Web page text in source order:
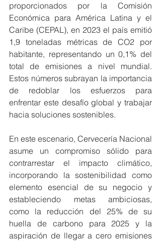
proporcionados por la Comisión
Económica para América Latina y el
Caribe (CEPAL), en 2023 el país emitió
1,9 toneladas métricas de CO2 por
habitante, representando un 0,1% del
total de emisiones a nivel mundial.
Estos números subrayan la importancia
de redoblar los esfuerzos para
enfrentar este desafío global y trabajar
hacia soluciones sostenibles.
En este escenario, Cervecería Nacional
asume un compromiso sólido para
contrarrestar el impacto climático,
incorporando la sostenibilidad como
elemento esencial de su negocio y
estableciendo metas ambiciosas,
como la reducción del 25% de su
huella de carbono para 2025 y la
aspiración de llegar a cero emisiones